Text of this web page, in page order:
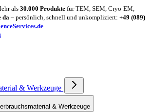
als 30.000 Produkte für TEM, SEM, Cryo-EM,
da – persönlich, schnell und unkompliziert: +49 (089)
& Werkzeuge
& Werkzeuge